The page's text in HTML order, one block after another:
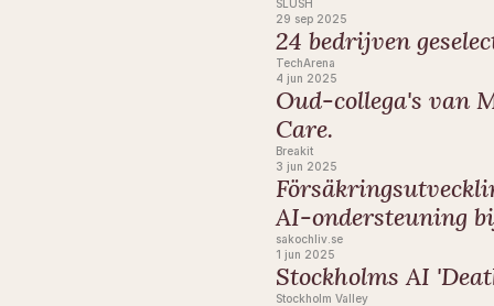
SLUSH
29 sep 2025
24 bedrijven
TechArena
4 jun 2025
Oud-collega's van
Care.
Breakit
3 jun 2025
AI-ondersteuning
sakochliv.se
1 jun 2025
Stockholms AI
Stockholm Valley